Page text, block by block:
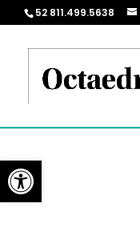
Abrir barra de herramientas
52 811.499.5638